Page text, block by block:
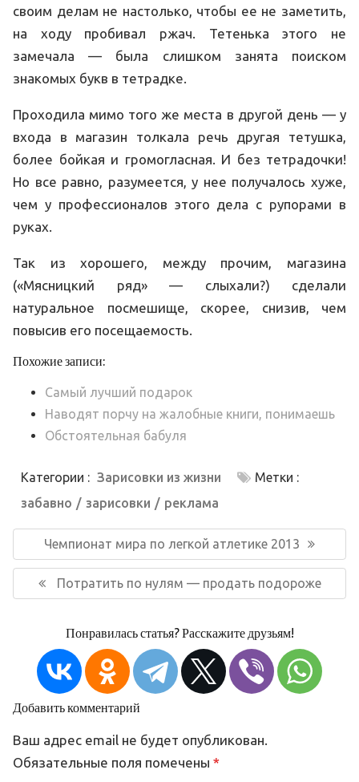
своим делам не настолько, чтобы ее не заметить,
на ходу пробивал ржач. Тетенька этого не
замечала — была слишком занята поиском
знакомых букв в тетрадке.
Проходила мимо того же места в другой день — у
входа в магазин толкала речь другая тетушка,
более бойкая и громогласная. И без тетрадочки!
Но все равно, разумеется, у нее получалось хуже,
чем у профессионалов этого дела с рупорами в
руках.
Так из хорошего, между прочим, магазина
(«Мясницкий ряд» — слыхали?) сделали
натуральное посмешище, скорее, снизив, чем
повысив его посещаемость.
Похожие записи:
Самый лучший подарок
Наводят порчу на жалобные книги, понимаешь
Обстоятельная бабуля
Категории : Зарисовки из жизни
Метки :
забавно
зарисовки реклама
записям
Предыдущая
запись:
Чемпионат мира по легкой атлетике 2013
Следующая
запись:
Потратить по нулям — продать подороже
Понравилась статья? Расскажите друзьям!
Добавить комментарий
Ваш адрес email не будет опубликован.
Обязательные поля помечены *